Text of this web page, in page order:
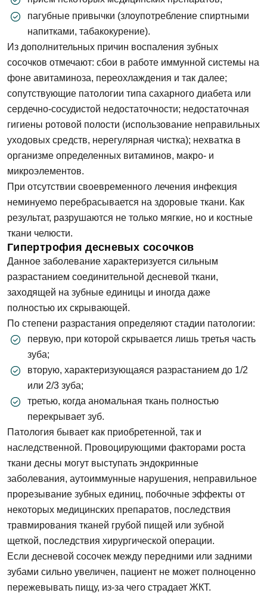
пагубные привычки (злоупотребление спиртными
напитками, табакокурение).
Из дополнительных причин воспаления зубных
сосочков отмечают: сбои в работе иммунной системы на
фоне авитаминоза, переохлаждения и так далее;
сопутствующие патологии типа сахарного диабета или
сердечно-сосудистой недостаточности; недостаточная
гигиены ротовой полости (использование неправильных
уходовых средств, нерегулярная чистка); нехватка в
организме определенных витаминов, макро- и
микроэлементов.
При отсутствии своевременного лечения инфекция
неминуемо перебрасывается на здоровые ткани. Как
результат, разрушаются не только мягкие, но и костные
ткани челюсти.
Гипертрофия десневых сосочков
Данное заболевание характеризуется сильным
разрастанием соединительной десневой ткани,
заходящей на зубные единицы и иногда даже
полностью их скрывающей.
По степени разрастания определяют стадии патологии:
первую, при которой скрывается лишь третья часть
зуба;
вторую, характеризующаяся разрастанием до 1/2
или 2/3 зуба;
третью, когда аномальная ткань полностью
перекрывает зуб.
Патология бывает как приобретенной, так и
наследственной. Провоцирующими факторами роста
ткани десны могут выступать эндокринные
заболевания, аутоиммунные нарушения, неправильное
прорезывание зубных единиц, побочные эффекты от
некоторых медицинских препаратов, последствия
травмирования тканей грубой пищей или зубной
щеткой, последствия хирургической операции.
Если десневой сосочек между передними или задними
зубами сильно увеличен, пациент не может полноценно
пережевывать пищу, из-за чего страдает ЖКТ.